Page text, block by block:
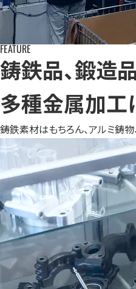
FEATURE
鋳鉄品、鍛造
多種金属加工
鋳鉄素材はもちろん、アルミ鋳